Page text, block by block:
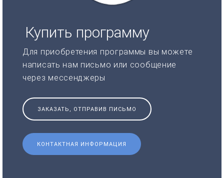
Купить программу
Для приобретения программы вы можете
написать нам письмо или сообщение
через мессенджеры
ЗАКАЗАТЬ, ОТПРАВИВ ПИСЬМО
КОНТАКТНАЯ ИНФОРМАЦИЯ